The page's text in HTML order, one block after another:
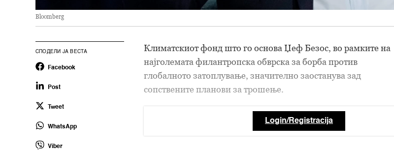
Bloomberg
СПОДЕЛИ ЈА ВЕСТА
Facebook
Post
Tweet
WhatsApp
Viber
Климатскиот фонд што го основа Џеф Безос, во рамките на
најголемата филантропска обврска за борба против
глобалното затоплување, значително заостанува зад
сопствените планови за трошење.
Login/Registracija